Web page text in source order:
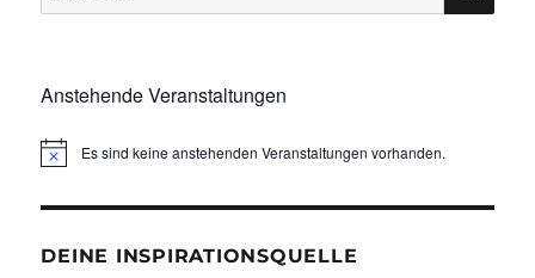
nach:
Anstehende Veranstaltungen
Es sind keine anstehenden Veranstaltungen vorhanden.
DEINE INSPIRATIONSQUELLE